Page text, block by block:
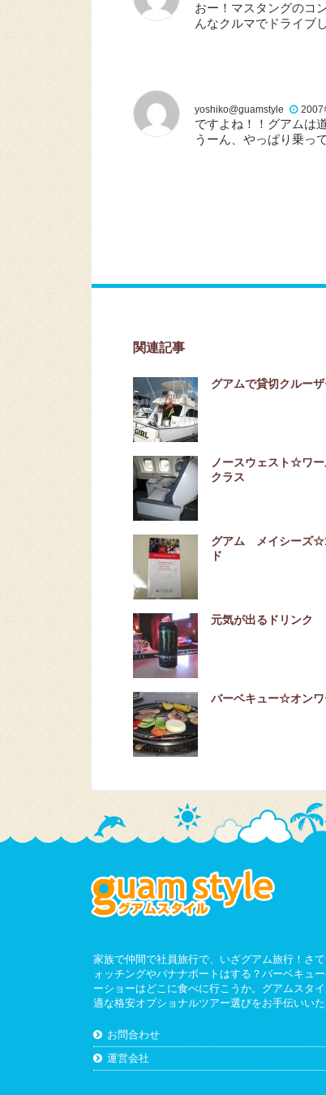
おー！マスタングのコ
んなクルマでドライブ
yoshiko@guamstyle 2007
ですよね！！グアムは
うーん、やっぱり乗っ
関連記事
グアムで貸切クルーザ
ノースウェスト☆ワ
クラス
グアム メイシーズ
ド
元気が出るドリンク
バーベキュー☆オンワ
家族で仲間で社員旅行で、いざグアム旅行！さ
ォッチングやバナナボートはする？バーベキュ
ーショーはどこに食べに行こうか。グアムスタ
適な格安オプショナルツアー選びをお手伝いいた
お問合わせ
運営会社